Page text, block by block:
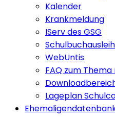
Kalender
Krankmeldung
IServ des GSG
WebUntis
FAQ zum
Lageplan